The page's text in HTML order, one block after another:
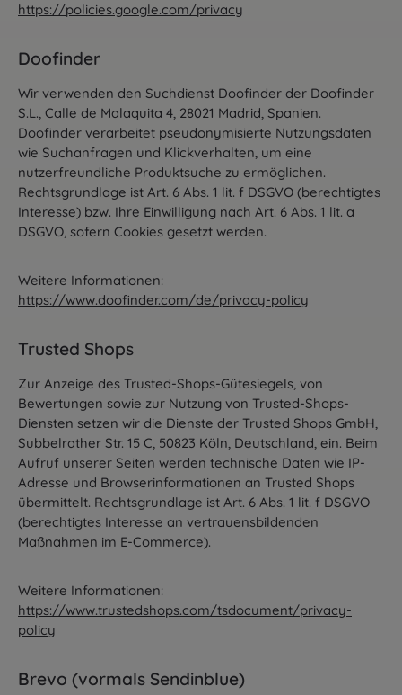
https://policies.google.com/privacy
Doofinder
Wir verwenden den Suchdienst Doofinder der Doofinder
S.L., Calle de Malaquita 4, 28021 Madrid, Spanien.
Doofinder verarbeitet pseudonymisierte Nutzungsdaten
wie Suchanfragen und Klickverhalten, um eine
nutzerfreundliche Produktsuche zu ermöglichen.
Rechtsgrundlage ist Art. 6 Abs. 1 lit. f DSGVO (berechtigtes
Interesse) bzw. Ihre Einwilligung nach Art. 6 Abs. 1 lit. a
DSGVO, sofern Cookies gesetzt werden.
Weitere Informationen:
https://www.doofinder.com/de/privacy-policy
Trusted Shops
Zur Anzeige des Trusted-Shops-Gütesiegels, von
Bewertungen sowie zur Nutzung von Trusted-Shops-
Diensten setzen wir die Dienste der Trusted Shops GmbH,
Subbelrather Str. 15 C, 50823 Köln, Deutschland, ein. Beim
Aufruf unserer Seiten werden technische Daten wie IP-
Adresse und Browserinformationen an Trusted Shops
übermittelt. Rechtsgrundlage ist Art. 6 Abs. 1 lit. f DSGVO
(berechtigtes Interesse an vertrauensbildenden
Maßnahmen im E-Commerce).
Weitere Informationen:
https://www.trustedshops.com/tsdocument/privacy-
policy
Brevo (vormals Sendinblue)